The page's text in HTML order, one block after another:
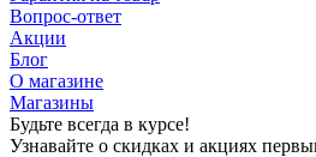
Вопрос-ответ
Акции
Блог
О магазине
Магазины
Будьте всегда в курсе!
Узнавайте о скидках и акциях